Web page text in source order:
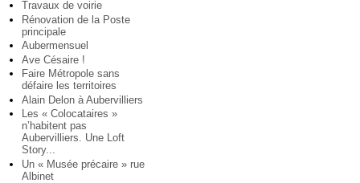
Travaux de voirie
Rénovation de la Poste
principale
Aubermensuel
Ave Césaire !
Faire Métropole sans
défaire les territoires
Alain Delon à Aubervilliers
Les « Colocataires »
n’habitent pas
Aubervilliers. Une Loft
Story...
Un « Musée précaire » rue
Albinet